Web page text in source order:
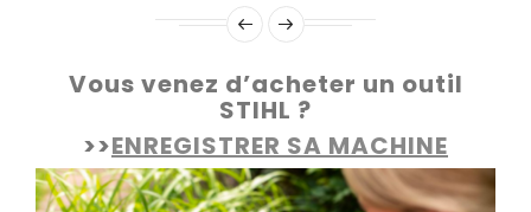
Vous venez d’acheter un outil
STIHL ?
>>ENREGISTRER SA MACHINE